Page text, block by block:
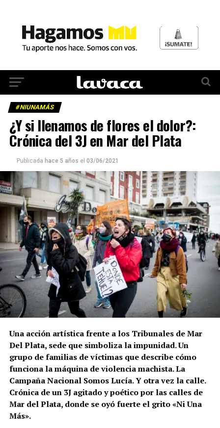
#NIUNAMÁS
¿Y si llenamos de flores el dolor?:
Crónica del 3J en Mar del Plata
Publicada hace 5 años el 03/06/2021
Una acción artística frente a los Tribunales de Mar
Del Plata, sede que simboliza la impunidad. Un
grupo de familias de víctimas que describe cómo
funciona la máquina de violencia machista. La
Campaña Nacional Somos Lucía. Y otra vez la calle.
Crónica de un 3J agitado y poético por las calles de
Mar del Plata, donde se oyó fuerte el grito «Ni Una
Más».